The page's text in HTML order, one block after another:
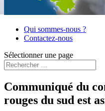
Qui sommes-nous ?
Contactez-nous
Sélectionner une page
Communiqué du
rouges du sud est